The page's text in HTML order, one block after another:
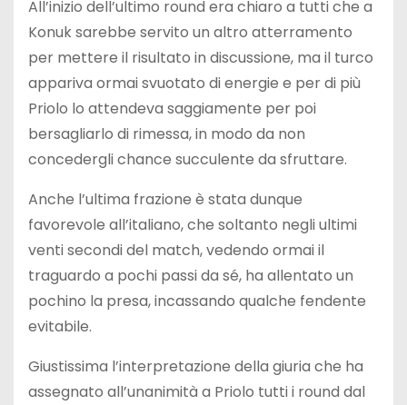
All’inizio dell’ultimo round era chiaro a tutti che a
Konuk sarebbe servito un altro atterramento
per mettere il risultato in discussione, ma il turco
appariva ormai svuotato di energie e per di più
Priolo lo attendeva saggiamente per poi
bersagliarlo di rimessa, in modo da non
concedergli chance succulente da sfruttare.
Anche l’ultima frazione è stata dunque
favorevole all’italiano, che soltanto negli ultimi
venti secondi del match, vedendo ormai il
traguardo a pochi passi da sé, ha allentato un
pochino la presa, incassando qualche fendente
evitabile.
Giustissima l’interpretazione della giuria che ha
assegnato all’unanimità a Priolo tutti i round dal